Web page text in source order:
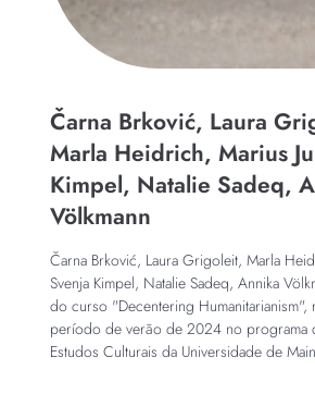
Čarna Brković, Laura
Marla Heidrich, Marius
Kimpel, Natalie Sadeq,
Völkmann
Čarna Brković, Laura Grigoleit, Marla
Svenja Kimpel, Natalie Sadeq, Annika
do curso "Decentering Humanitarianism",
período de verão de 2024 no programa
Estudos Culturais da Universidade de